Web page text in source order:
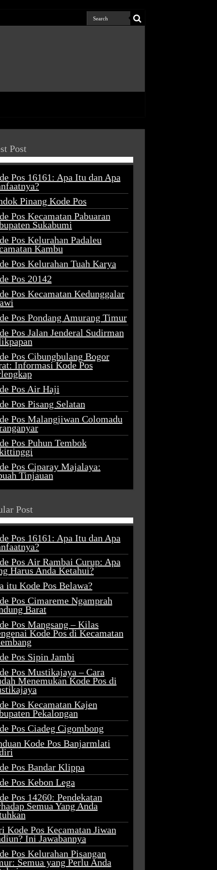
Post
Pos 16161: Apa Itu dan Apa
Pinang Kode Pos
Pos Kecamatan Pabuaran
Sukabumi
Pos Kelurahan Padaleu
Kambu
Pos Kelurahan Tuah Karya
Pos 20142
Pos Kecamatan Kedunggalar
Pos Pondang Amurang Timur
Pos Jalan Jenderal Sudirman
Pos Cibungbulang Bogor
Informasi Kode Pos
Pos Air Haji
Pos Pisang Selatan
Pos Malangjiwan Colomadu
Pos Puhun Tembok
Pos Ciparay Majalaya:
Tinjauan
Post
Pos 16161: Apa Itu dan Apa
Pos Air Rambai Curup: Apa
Harus Anda Ketahui?
itu Kode Pos Belawa?
Pos Cimareme Ngamprah
Barat
Pos Mangsang – Kilas
Kode Pos di Kecamatan
Pos Sipin Jambi
Pos Mustikajaya – Cara
Menemukan Kode Pos di
Pos Kecamatan Kajen
Pekalongan
Pos Ciadeg Cigombong
Kode Pos Banjarmlati
Pos Bandar Klippa
Pos Kebon Lega
Pos 14260: Pendekatan
Semua Yang Anda
Kode Pos Kecamatan Jiwan
Ini Jawabannya
Pos Kelurahan Pisangan
Semua yang Perlu Anda